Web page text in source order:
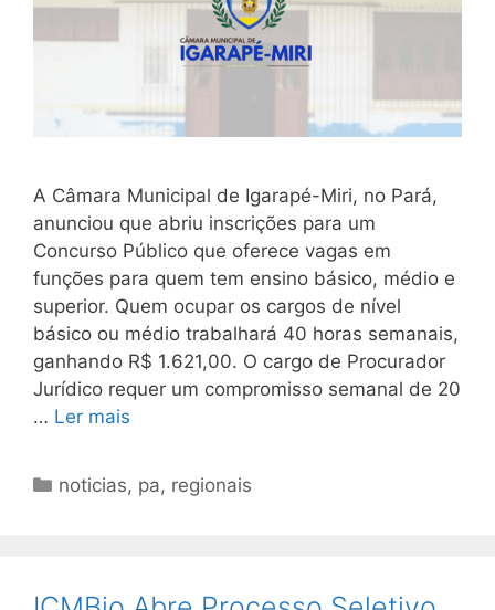
A Câmara Municipal de Igarapé-Miri, no Pará,
anunciou que abriu inscrições para um
Concurso Público que oferece vagas em
funções para quem tem ensino básico, médio e
superior. Quem ocupar os cargos de nível
básico ou médio trabalhará 40 horas semanais,
ganhando R$ 1.621,00. O cargo de Procurador
Jurídico requer um compromisso semanal de 20
… Ler mais
Categorias
noticias, pa, regionais